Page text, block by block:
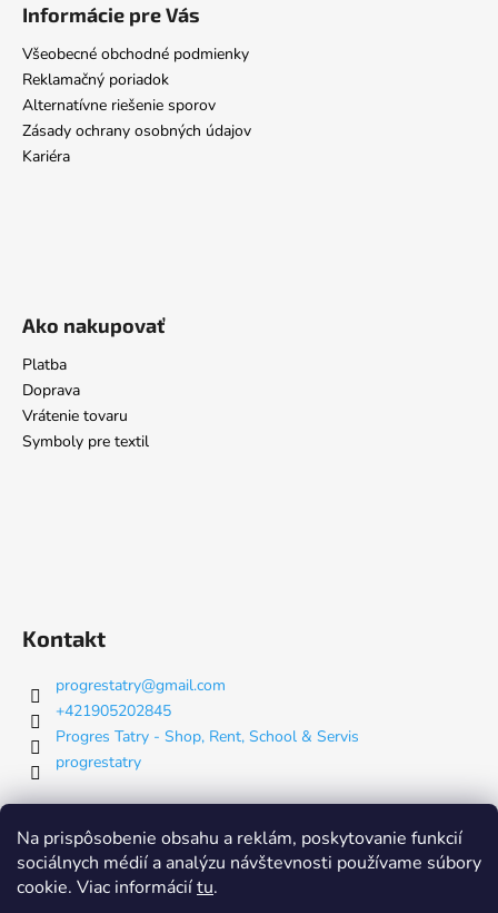
Na prispôsobenie obsahu a reklám, poskytovanie funkcií
sociálnych médií a analýzu návštevnosti používame súbory
cookie. Viac informáciítu.
Informácie pre Vás
Všeobecné obchodné podmienky
Reklamačný poriadok
Alternatívne riešenie sporov
Zásady ochrany osobných údajov
Kariéra
Ako nakupovať
Platba
Doprava
Vrátenie tovaru
Symboly pre textil
Kontakt
progrestatry@gmail.com
+421905202845
Progres Tatry - Shop, Rent, School & Servis
progrestatry
Nákupný košík